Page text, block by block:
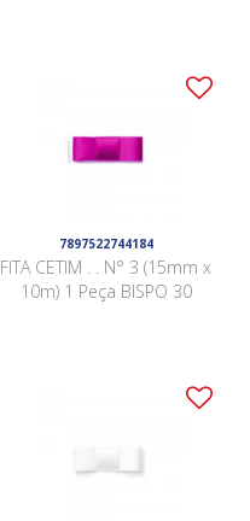
7897522744184
FITA CETIM . . N° 3 (15mm x
10m) 1 Peça BISPO 30